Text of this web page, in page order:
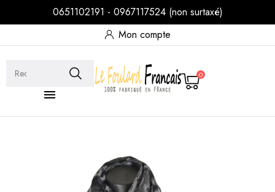
0651102191 - 0967117524 (non surtaxé)
Mon compte

0